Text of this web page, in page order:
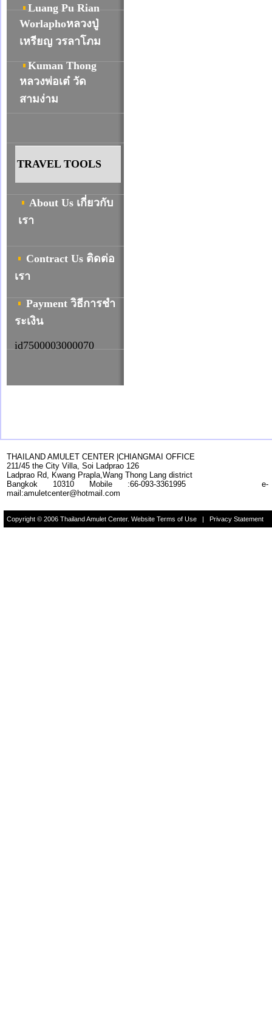
Luang Pu Rian
Worlaphoหลวงปู่
เหรียญ วรลาโภม
Kuman Thong
หลวงพ่อเต๋ วัด
สามง่าม
TRAVEL TOOLS
About Us เกี่ยวกับ
เรา
Contract Us ติดต่อ
เรา
Payment วิธีการชํา
ระเงิน
id7500003000070
THAILAND AMULET CENTER |CHIANGMAI OFFICE
211/45 the City Villa, Soi Ladprao 126
Ladprao Rd, Kwang Prapla,Wang Thong Lang district
Bangkok 10310
Mobile :66-093-3361995
e-
mail:amuletcenter@hotmail.com
Copyright © 2006 Thailand Amulet Center. Website Terms of Use | Privacy Statement